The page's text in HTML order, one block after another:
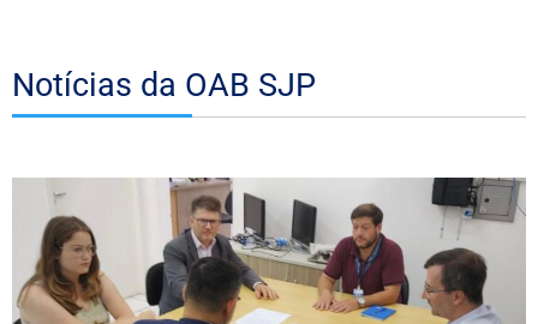
Notícias da OAB SJP